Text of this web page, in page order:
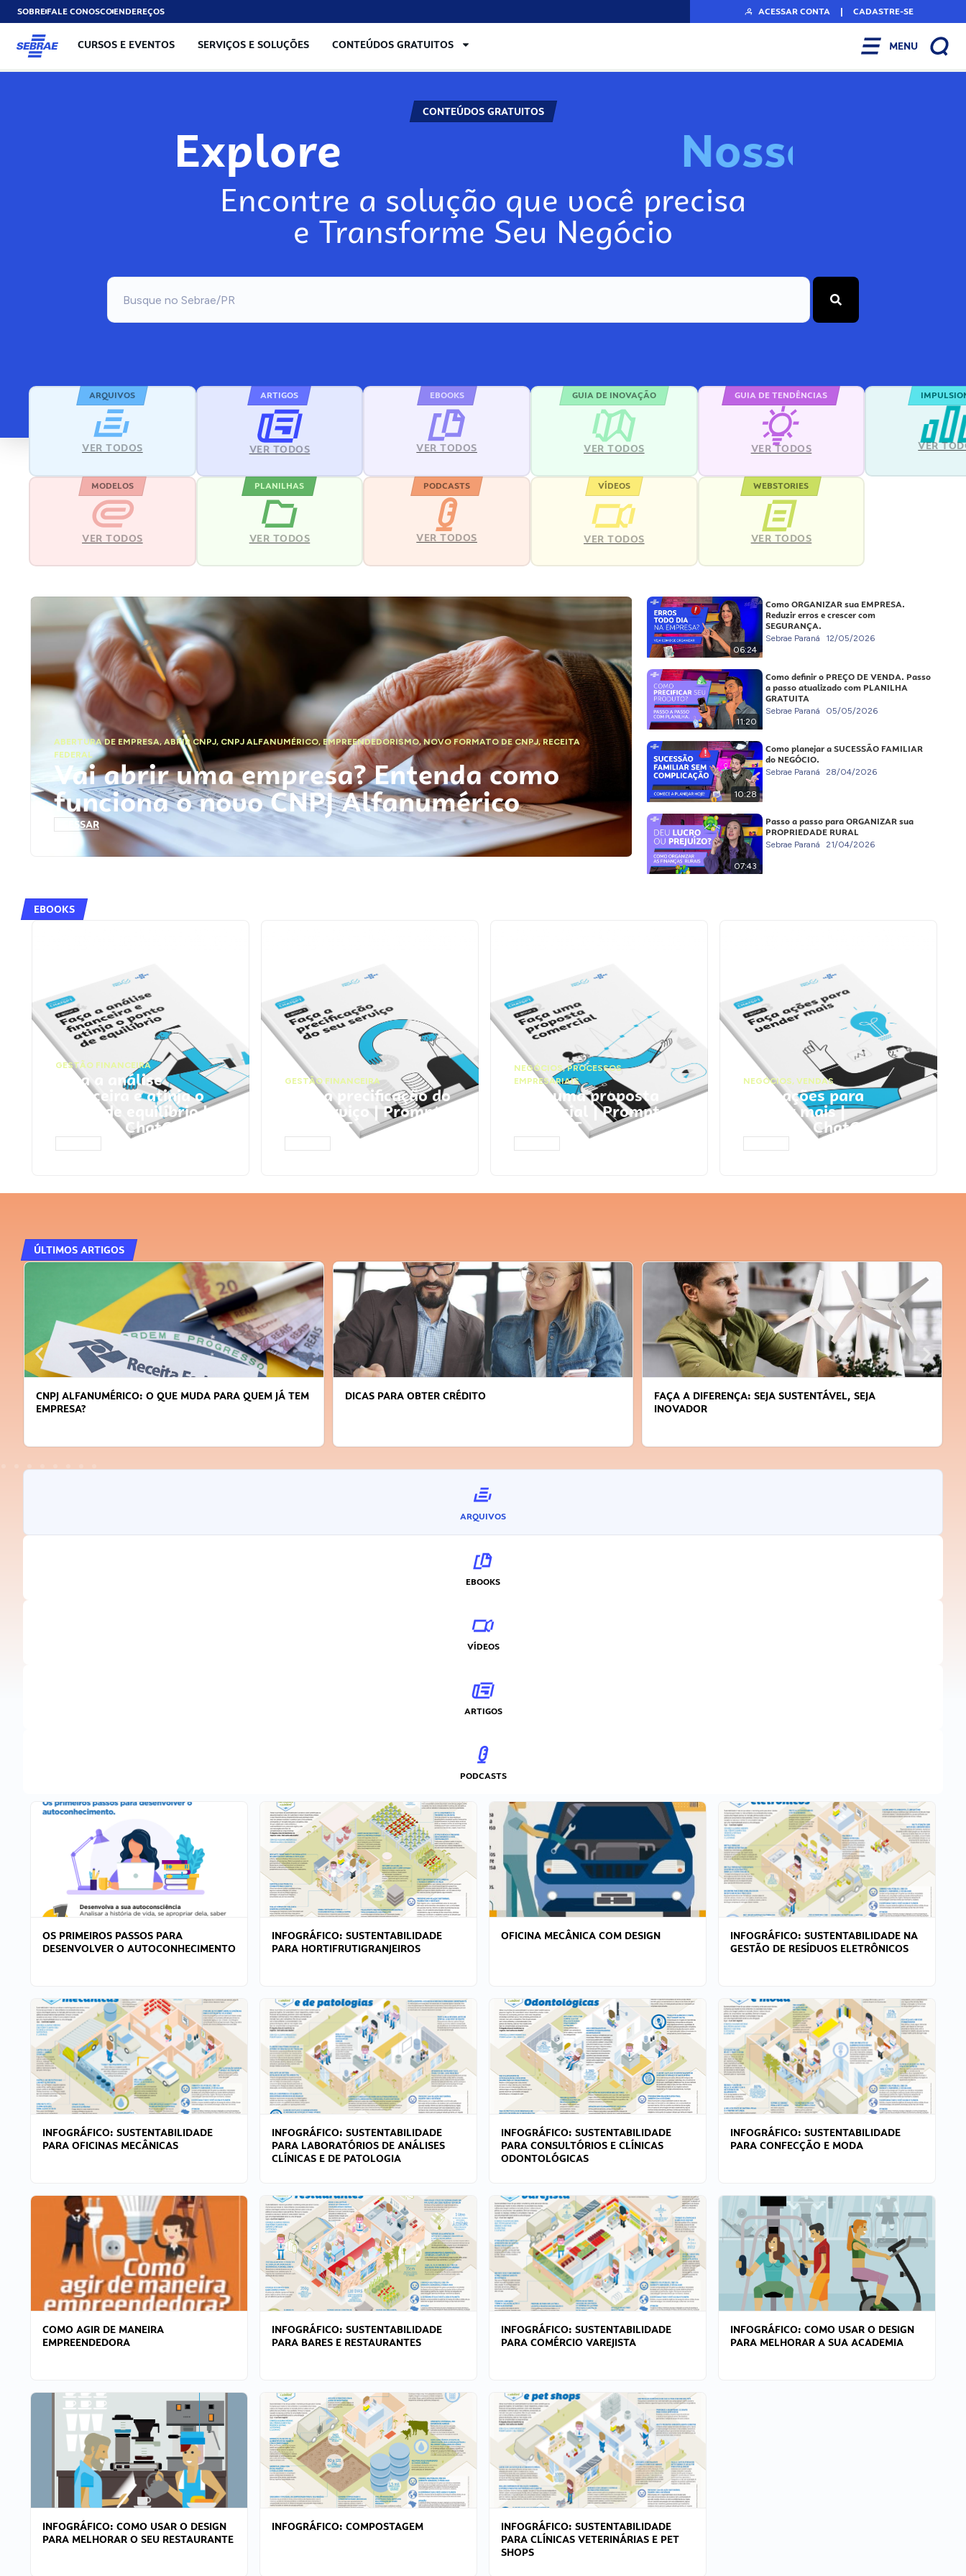
SOBREFALE CONOSCOENDEREÇOS ACESSAR CONTA | CADASTRE-SE
CURSOS E EVENTOS SERVIÇOS E SOLUÇÕES CONTEÚDOS GRATUITOS MENU
CONTEÚDOS GRATUITOS
Explore Nosso
Encontre a solução que você precisa
e Transforme Seu Negócio
ARQUIVOS
VER TODOS
ARTIGOS
VER TODOS
EBOOKS
VER TODOS
GUIA DE INOVAÇÃO
VER TODOS
GUIA DE TENDÊNCIAS
VER TODOS VER
MODELOS
VER TODOS
PLANILHAS
VER TODOS
PODCASTS
VER TODOS
VÍDEOS
VER TODOS
WEBSTORIES
VER TODOS
ABERTURA DE EMPRESA,ABRIR CNPJ, CNPJ ALFANUMÉRICO, EMPREENDEDORISMO,NOVO FORMATO DE CNPJ,RECEITA
FEDERAL
Vai abrir uma empresa? Entenda como
funciona o novo CNPJ Alfanumérico
ACESSAR
06:24
Como ORGANIZAR sua EMPRESA.
Reduzir erros e crescer com
SEGURANÇA.
Sebrae Paraná 12/05/2026
11:20
Como definir o PREÇO DE VENDA. Passo
a passo atualizado com PLANILHA
GRATUITA
Sebrae Paraná 05/05/2026
10:28
Como planejar a SUCESSÃO FAMILIAR
do NEGÓCIO.
Sebrae Paraná 28/04/2026
07:43
Passo a passo para ORGANIZAR sua
PROPRIEDADE RURAL
Sebrae Paraná 21/04/2026
EBOOKS
GESTÃO FINANCEIRA
Faça a análise
financeira e atinja o
ponto de equilíbrio |
Prompts ChatGPT
GESTÃO FINANCEIRA
Faça a precificação do
seu serviço | Prompts
ChatGPT
NEGÓCIOS,PROCESSOS
EMPRESARIAIS
Faça uma proposta
comercial | Prompts
ChatGPT
NEGÓCIOS, VENDAS
Faça ações para
vender mais |
Prompts ChatGPT
ÚLTIMOS ARTIGOS
CNPJ ALFANUMÉRICO: O QUE MUDA PARA QUEM JÁ TEM
EMPRESA?
DICAS PARA OBTER CRÉDITO
FAÇA A DIFERENÇA: SEJA SUSTENTÁVEL, SEJA
INOVADOR
ARQUIVOS
EBOOKS
VÍDEOS
ARTIGOS
PODCASTS
OS PRIMEIROS PASSOS PARA
DESENVOLVER O AUTOCONHECIMENTO
INFOGRÁFICO: SUSTENTABILIDADE
PARA HORTIFRUTIGRANJEIROS
OFICINA MECÂNICA COM DESIGN
INFOGRÁFICO: SUSTENTABILIDADE NA
GESTÃO DE RESÍDUOS ELETRÔNICOS
INFOGRÁFICO: SUSTENTABILIDADE
PARA OFICINAS MECÂNICAS
INFOGRÁFICO: SUSTENTABILIDADE
PARA LABORATÓRIOS DE ANÁLISES
CLÍNICAS E DE PATOLOGIA
INFOGRÁFICO: SUSTENTABILIDADE
PARA CONSULTÓRIOS E CLÍNICAS
ODONTOLÓGICAS
INFOGRÁFICO: SUSTENTABILIDADE
PARA CONFECÇÃO E MODA
COMO AGIR DE MANEIRA
EMPREENDEDORA
INFOGRÁFICO: SUSTENTABILIDADE
PARA BARES E RESTAURANTES
INFOGRÁFICO: SUSTENTABILIDADE
PARA COMÉRCIO VAREJISTA
INFOGRÁFICO: COMO USAR O DESIGN
PARA MELHORAR A SUA ACADEMIA
INFOGRÁFICO: COMO USAR O DESIGN
PARA MELHORAR O SEU RESTAURANTE
INFOGRÁFICO: COMPOSTAGEM
INFOGRÁFICO: SUSTENTABILIDADE
PARA CLÍNICAS VETERINÁRIAS E PET
SHOPS